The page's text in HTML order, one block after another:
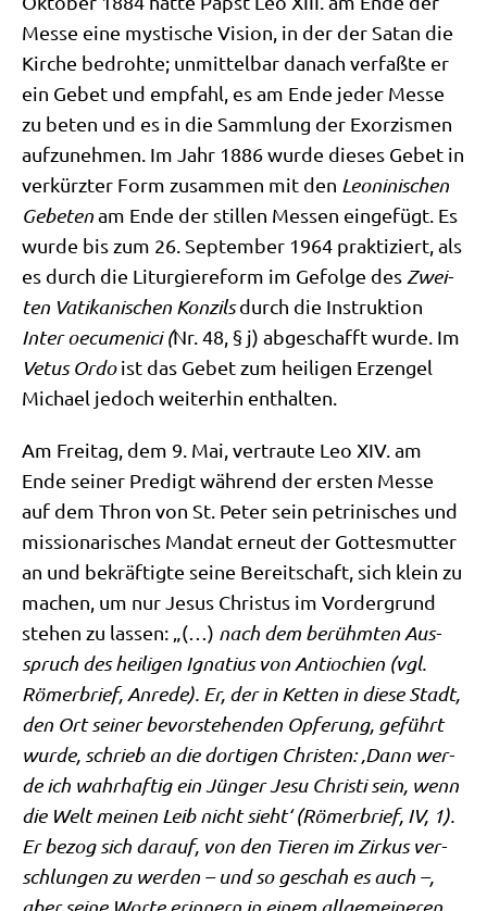
Mes­se eine mysti­sche Visi­on, in der der Satan die
Kir­che bedroh­te; unmit­tel­bar danach ver­faß­te er
ein Gebet und emp­fahl, es am Ende jeder Mes­se
zu beten und es in die Samm­lung der Exor­zis­men
auf­zu­neh­men. Im Jahr 1886 wur­de die­ses Gebet in
ver­kürz­ter Form zusam­men mit den Leo­ni­ni­schen
Gebe­tenam Ende der stil­len Mes­sen ein­ge­fügt. Es
wur­de bis zum 26. Sep­tem­ber 1964 prak­ti­ziert, als
es durch die Lit­ur­gie­re­form im Gefol­ge desZwei­
ten Vati­ka­ni­schen Kon­zilsdurch die Instruk­ti­on
Inter oecu­me­ni­ci (Nr. 48, § j) abge­schafft wur­de. Im
Vetus Ordoist das Gebet zum hei­li­gen Erz­engel
Micha­el jedoch wei­ter­hin enthalten.
Am Frei­tag, dem 9. Mai, ver­trau­te Leo XIV. am
Ende sei­ner Pre­digt wäh­rend der ersten Mes­se
auf dem Thron von St. Peter sein petri­ni­sches und
mis­sio­na­ri­sches Man­dat erneut der Got­tes­mut­ter
an und bekräf­tig­te sei­ne Bereit­schaft, sich klein zu
machen, um nur Jesus Chri­stus im Vor­der­grund
ste­hen zu las­sen: „(…) nach dem berühm­ten Aus­
spruch des hei­li­gen Igna­ti­us von Antio­chi­en (vgl.
Römer­brief, Anre­de). Er, der in Ket­ten in die­se Stadt,
den Ort sei­ner bevor­ste­hen­den Opfe­rung, geführt
wur­de, schrieb an die dor­ti­gen Chri­sten: ‚Dann wer­
de ich wahr­haf­tig ein Jün­ger Jesu Chri­sti sein, wenn
die Welt mei­nen Leib nicht sieht‘ (Römer­brief, IV, 1).
Er bezog sich dar­auf, von den Tie­ren im Zir­kus ver­
schlun­gen zu wer­den – und so geschah es auch –,